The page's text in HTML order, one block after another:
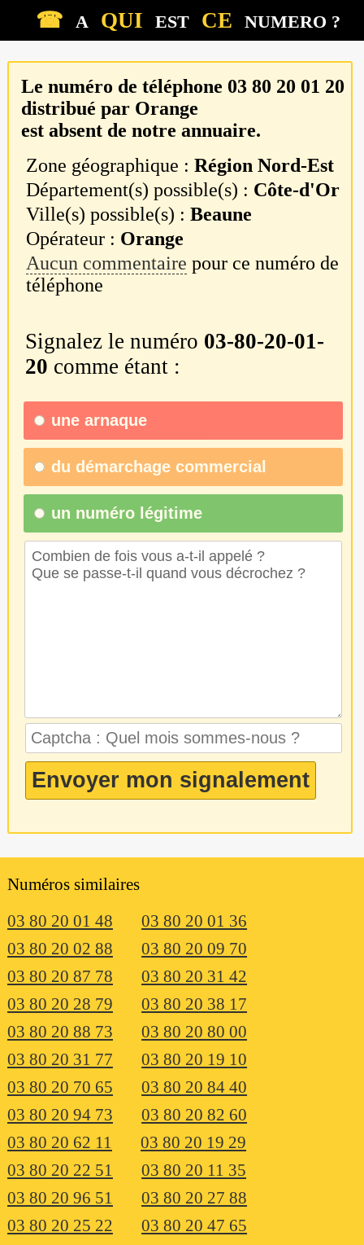
☎ A QUI EST CE NUMERO ?
Le numéro de téléphone 03 80 20 01 20
distribué par Orange
est absent de notre annuaire.
Zone géographique :Région Nord-Est
Département(s) possible(s) : Côte-d'Or
Ville(s) possible(s) :Beaune
Opérateur : Orange
Aucun commentaire pour ce numéro de
téléphone
Signalez le numéro 03-80-20-01-
20 comme étant :
une arnaque
du démarchage commercial
un numéro légitime
Numéros similaires
03 80 20 01 48
03 80 20 01 36
03 80 20 02 88
03 80 20 09 70
03 80 20 87 78
03 80 20 31 42
03 80 20 28 79
03 80 20 38 17
03 80 20 88 73
03 80 20 80 00
03 80 20 31 77
03 80 20 19 10
03 80 20 70 65
03 80 20 84 40
03 80 20 94 73
03 80 20 82 60
03 80 20 62 11
03 80 20 19 29
03 80 20 22 51
03 80 20 11 35
03 80 20 96 51
03 80 20 27 88
03 80 20 25 22
03 80 20 47 65